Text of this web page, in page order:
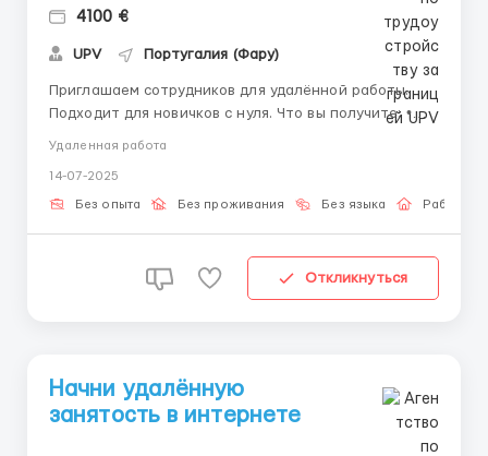
4100 €
UPV Португалия (Фару)
Приглашаем сотрудников для удалённой работы.
Подходит для новичков с нуля. Что вы получите: •
Наставничество с первого дня • Участие в
темп • Безопасный и понятный процесс Что нужно
от вас: • Внимание к деталям &bul...
Удаленная работа
14-07-2025
Без опыта Без проживания Без языка Работа
Откликнуться
Начни удалённую
занятость в интернете